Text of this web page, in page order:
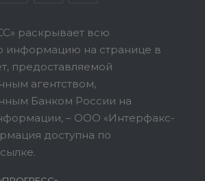
раскрывает всю
информацию на странице в
предоставляемой
агентством,
Банком России на
– ООО «Интерфакс-
доступна по